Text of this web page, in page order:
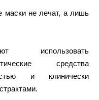
маски не лечат, а лишь
использовать
средства
и клинически